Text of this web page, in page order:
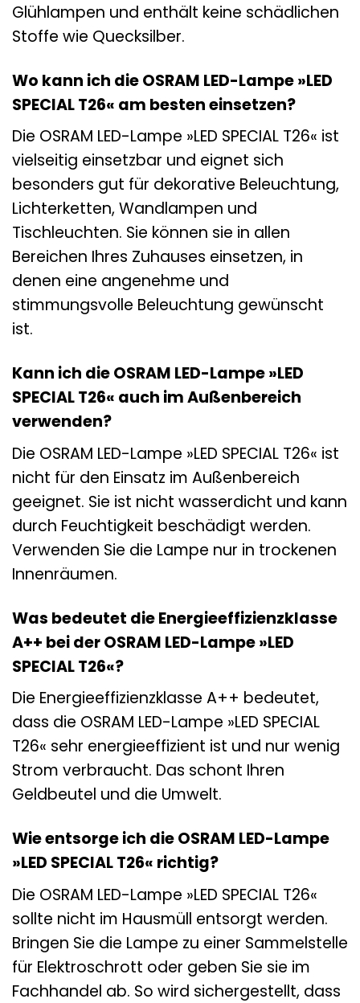
Glühlampen und enthält keine schädlichen
Stoffe wie Quecksilber.
Wo kann ich die OSRAM LED-Lampe »LED
SPECIAL T26« am besten einsetzen?
Die OSRAM LED-Lampe »LED SPECIAL T26« ist
vielseitig einsetzbar und eignet sich
besonders gut für dekorative Beleuchtung,
Lichterketten, Wandlampen und
Tischleuchten. Sie können sie in allen
Bereichen Ihres Zuhauses einsetzen, in
denen eine angenehme und
stimmungsvolle Beleuchtung gewünscht
ist.
Kann ich die OSRAM LED-Lampe »LED
SPECIAL T26« auch im Außenbereich
verwenden?
Die OSRAM LED-Lampe »LED SPECIAL T26« ist
nicht für den Einsatz im Außenbereich
geeignet. Sie ist nicht wasserdicht und kann
durch Feuchtigkeit beschädigt werden.
Verwenden Sie die Lampe nur in trockenen
Innenräumen.
Was bedeutet die Energieeffizienzklasse
A++ bei der OSRAM LED-Lampe »LED
SPECIAL T26«?
Die Energieeffizienzklasse A++ bedeutet,
dass die OSRAM LED-Lampe »LED SPECIAL
T26« sehr energieeffizient ist und nur wenig
Strom verbraucht. Das schont Ihren
Geldbeutel und die Umwelt.
Wie entsorge ich die OSRAM LED-Lampe
»LED SPECIAL T26« richtig?
Die OSRAM LED-Lampe »LED SPECIAL T26«
sollte nicht im Hausmüll entsorgt werden.
Bringen Sie die Lampe zu einer Sammelstelle
für Elektroschrott oder geben Sie sie im
Fachhandel ab. So wird sichergestellt, dass